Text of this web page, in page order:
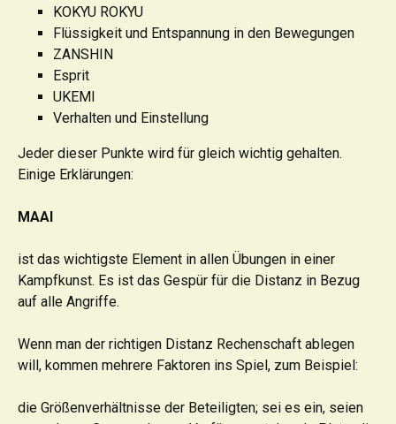
KOKYU ROKYU
Flüssigkeit und Entspannung in den Bewegungen
ZANSHIN
Esprit
UKEMI
Verhalten und Einstellung
Jeder dieser Punkte wird für gleich wichtig gehalten.
Einige Erklärungen:
MAAI
ist das wichtigste Element in allen Übungen in einer
Kampfkunst. Es ist das Gespür für die Distanz in Bezug
auf alle Angriffe.
Wenn man der richtigen Distanz Rechenschaft ablegen
will, kommen mehrere Faktoren ins Spiel, zum Beispiel:
die Größenverhältnisse der Beteiligten; sei es ein, seien